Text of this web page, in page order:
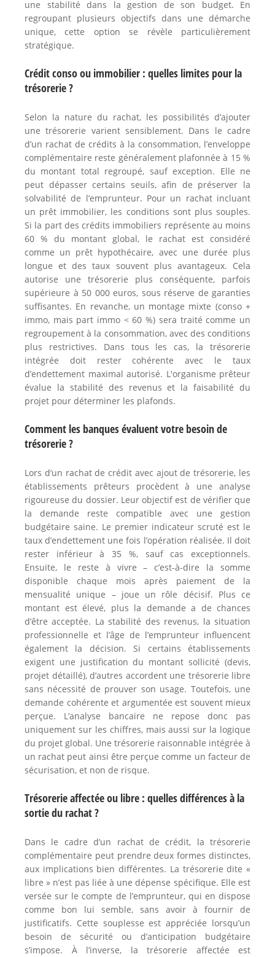
une stabilité dans la gestion de son budget. En
regroupant plusieurs objectifs dans une démarche
unique, cette option se révèle particulièrement
stratégique.
Crédit conso ou immobilier : quelles limites pour la
trésorerie ?
Selon la nature du rachat, les possibilités d’ajouter
une trésorerie varient sensiblement. Dans le cadre
d’un rachat de crédits à la consommation, l’enveloppe
complémentaire reste généralement plafonnée à 15 %
du montant total regroupé, sauf exception. Elle ne
peut dépasser certains seuils, afin de préserver la
solvabilité de l’emprunteur. Pour un rachat incluant
un prêt immobilier, les conditions sont plus souples.
Si la part des crédits immobiliers représente au moins
60 % du montant global, le rachat est considéré
comme un prêt hypothécaire, avec une durée plus
longue et des taux souvent plus avantageux. Cela
autorise une trésorerie plus conséquente, parfois
supérieure à 50 000 euros, sous réserve de garanties
suffisantes. En revanche, un montage mixte (conso +
immo, mais part immo < 60 %) sera traité comme un
regroupement à la consommation, avec des conditions
plus restrictives. Dans tous les cas, la trésorerie
intégrée doit rester cohérente avec le taux
d’endettement maximal autorisé. L'organisme prêteur
évalue la stabilité des revenus et la faisabilité du
projet pour déterminer les plafonds.
Comment les banques évaluent votre besoin de
trésorerie ?
Lors d’un rachat de crédit avec ajout de trésorerie, les
établissements prêteurs procèdent à une analyse
rigoureuse du dossier. Leur objectif est de vérifier que
la demande reste compatible avec une gestion
budgétaire saine. Le premier indicateur scruté est le
taux d’endettement une fois l’opération réalisée. Il doit
rester inférieur à 35 %, sauf cas exceptionnels.
Ensuite, le reste à vivre – c’est-à-dire la somme
disponible chaque mois après paiement de la
mensualité unique – joue un rôle décisif. Plus ce
montant est élevé, plus la demande a de chances
d’être acceptée. La stabilité des revenus, la situation
professionnelle et l’âge de l’emprunteur influencent
également la décision. Si certains établissements
exigent une justification du montant sollicité (devis,
projet détaillé), d’autres accordent une trésorerie libre
sans nécessité de prouver son usage. Toutefois, une
demande cohérente et argumentée est souvent mieux
perçue. L’analyse bancaire ne repose donc pas
uniquement sur les chiffres, mais aussi sur la logique
du projet global. Une trésorerie raisonnable intégrée à
un rachat peut ainsi être perçue comme un facteur de
sécurisation, et non de risque.
Trésorerie affectée ou libre : quelles différences à la
sortie du rachat ?
Dans le cadre d’un rachat de crédit, la trésorerie
complémentaire peut prendre deux formes distinctes,
aux implications bien différentes. La trésorerie dite «
libre » n’est pas liée à une dépense spécifique. Elle est
versée sur le compte de l’emprunteur, qui en dispose
comme bon lui semble, sans avoir à fournir de
justificatifs. Cette souplesse est appréciée lorsqu’un
besoin de sécurité ou d’anticipation budgétaire
s’impose. À l’inverse, la trésorerie affectée est